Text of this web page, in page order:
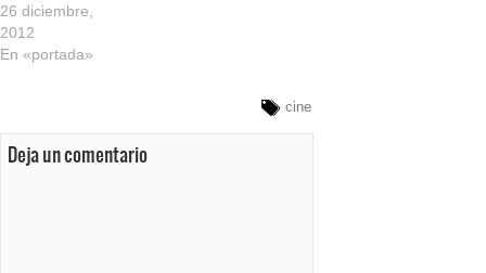
26 diciembre,
2012
En «portada»
cine
Deja un comentario